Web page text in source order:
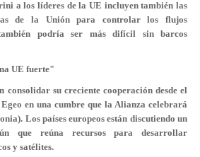
a los líderes de la UE incluyen también las
de la Unión para controlar los flujos
podría ser más difícil sin barcos
UE fuerte"
su creciente cooperación desde el
en una cumbre que la Alianza celebrará
Los países europeos están discutiendo un
que reúna recursos para desarrollar
y satélites.